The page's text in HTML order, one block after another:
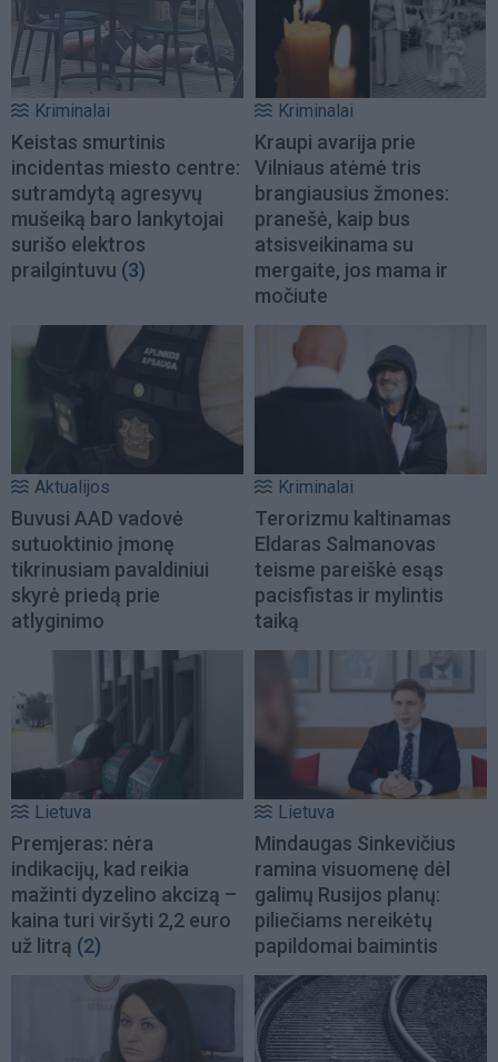
Kriminalai
Keistas smurtinis
incidentas miesto centre:
sutramdytą agresyvų
mušeiką baro lankytojai
surišo elektros
prailgintuvu (3)
Kriminalai
Kraupi avarija prie
Vilniaus atėmė tris
brangiausius žmones:
pranešė, kaip bus
atsisveikinama su
mergaite, jos mama ir
močiute
Aktualijos
Buvusi AAD vadovė
sutuoktinio įmonę
tikrinusiam pavaldiniui
skyrė priedą prie
atlyginimo
Kriminalai
Terorizmu kaltinamas
Eldaras Salmanovas
teisme pareiškė esąs
pacisfistas ir mylintis
taiką
Lietuva
Premjeras: nėra
indikacijų, kad reikia
mažinti dyzelino akcizą –
kaina turi viršyti 2,2 euro
už litrą (2)
Lietuva
Mindaugas Sinkevičius
ramina visuomenę dėl
galimų Rusijos planų:
piliečiams nereikėtų
papildomai baimintis